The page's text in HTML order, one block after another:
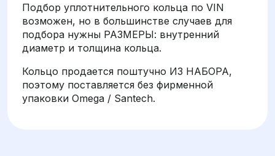
Подбор уплотнительного кольца по VIN
возможен, но в большинстве случаев для
подбора нужны РАЗМЕРЫ: внутренний
диаметр и толщина кольца.
Кольцо продается поштучно ИЗ НАБОРА,
поэтому поставляется без фирменной
упаковки Omega / Santech.